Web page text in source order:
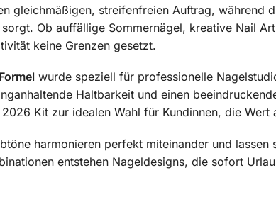
gleichmäßigen, streifenfreien Auftrag, während
Ob auffällige Sommernägel, kreative Nail
keine Grenzen gesetzt.
wurde speziell für professionelle
Haltbarkeit und einen
Kit zur idealen Wahl für Kundinnen, die
harmonieren perfekt miteinander und
entstehen Nageldesigns, die sofort